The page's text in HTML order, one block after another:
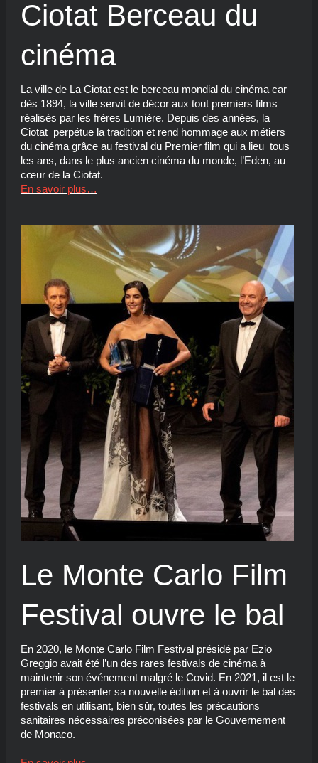
Ciotat Berceau du
cinéma
La ville de La Ciotat est le berceau mondial du cinéma car
dès 1894, la ville servit de décor aux tout premiers films
réalisés par les frères Lumière. Depuis des années, la
Ciotat perpétue la tradition et rend hommage aux métiers
du cinéma grâce au festival du Premier film qui a lieu tous
les ans, dans le plus ancien cinéma du monde, l’Eden, au
cœur de la Ciotat.
En savoir plus…
Le Monte Carlo Film
Festival ouvre le bal
En 2020, le Monte Carlo Film Festival présidé par Ezio
Greggio avait été l’un des rares festivals de cinéma à
maintenir son événement malgré le Covid. En 2021, il est le
premier à présenter sa nouvelle édition et à ouvrir le bal des
festivals en utilisant, bien sûr, toutes les précautions
sanitaires nécessaires préconisées par le Gouvernement
de Monaco.